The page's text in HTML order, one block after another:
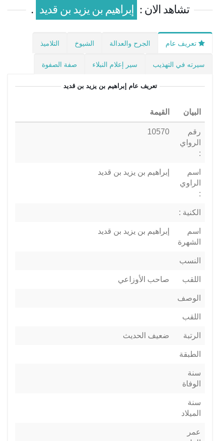
تشاهد الان : إبراهيم بن يزيد بن قديد .
تعريف عام الجرح والعدالة الشيوخ التلاميذ
سيرته في التهذيب سير إعلام النبلاء صفة الصفوة
تعريف عام إبراهيم بن يزيد بن قديد
البيان القيمة
رقم
الرواي
:
10570
اسم
الراوي
:
إبراهيم بن يزيد بن قديد
الكنية :
اسم
الشهرة
إبراهيم بن يزيد بن قديد
النسب
اللقب صاحب الأوزاعي
الوصف
اللقب
الرتبة ضعيف الحديث
الطبقة
سنة
الوفاة
سنة
الميلاد
عمر